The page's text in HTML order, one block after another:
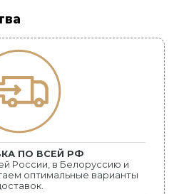
ПО ВСЕЙ РФ
России, в Белоруссию и
оптимальные варианты